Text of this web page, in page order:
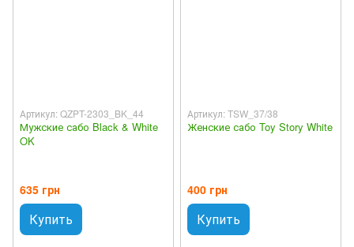
Артикул: QZPT-2303_BK_44
Мужские сабо Black & White
OK
635 грн
Купить
Артикул: TSW_37/38
Женские сабо Toy Story White
400 грн
Купить